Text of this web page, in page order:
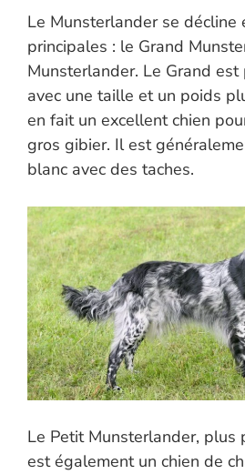
Le Munsterlander se décline
principales : le Grand
Munsterlander. Le Grand
avec une taille et un poids
en fait un excellent chien
gros gibier. Il est
blanc avec des taches.
Le Petit Munsterlander, plus
est également un chien de